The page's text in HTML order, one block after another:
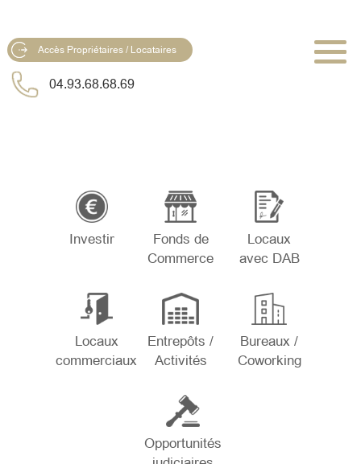
Accès Propriétaires / Locataires
04.93.68.68.69
Investir
Fonds de
Commerce
Locaux
avec DAB
Locaux
commerciaux
Entrepôts /
Activités
Bureaux /
Coworking
Opportunités